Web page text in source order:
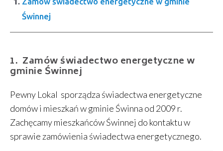
Świnnej
Zamów świadectwo energetyczne w
gminie Świnnej
Pewny Lokal sporządza świadectwa energetyczne
domów i mieszkań w gminie Świnna od 2009 r.
Zachęcamy mieszkańców Świnnej do kontaktu w
sprawie zamówienia świadectwa energetycznego.